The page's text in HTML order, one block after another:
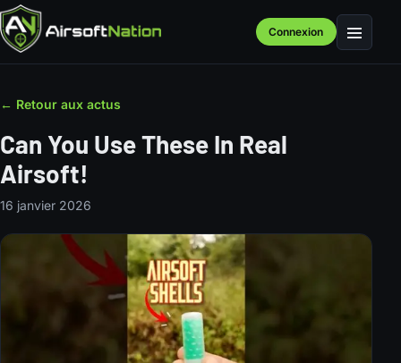
Connexion Menu
← Retour aux actus
Can You Use These In Real
Airsoft!
16 janvier 2026